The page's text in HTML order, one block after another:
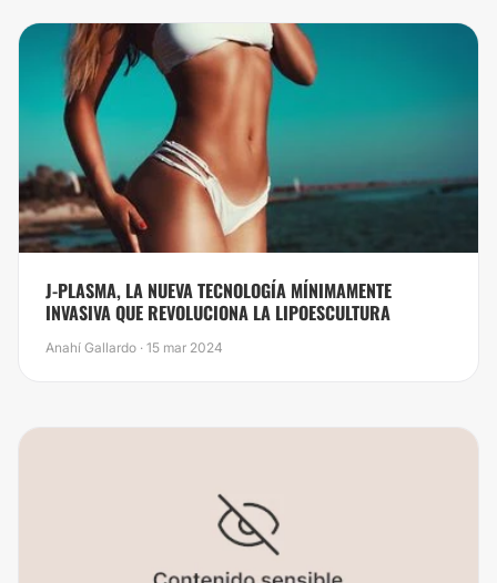
J-PLASMA, LA NUEVA TECNOLOGÍA MÍNIMAMENTE
INVASIVA QUE REVOLUCIONA LA LIPOESCULTURA
Anahí Gallardo · 15 mar 2024